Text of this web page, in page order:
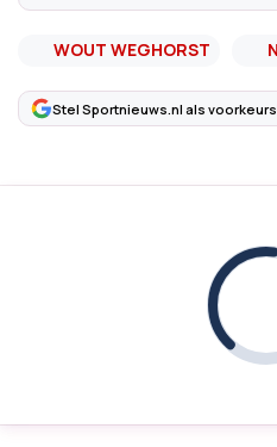
WOUT WEGHORST
Stel Sportnieuws.nl als